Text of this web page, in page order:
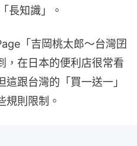
長知識」。
「吉岡桃太郎～台灣囝
，在日本的便利店很常看
跟台灣的「買一送一」
規則限制。